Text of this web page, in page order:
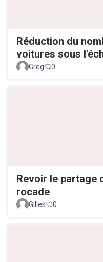
Réduction du
voitures sous
Greg 0
Revoir le partage
rocade
Gilles 0